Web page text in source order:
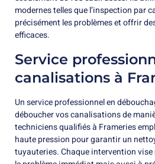
modernes telles que l’inspection par
précisément les problèmes et offrir
efficaces.
Service
canalisations à
Un service professionnel en
déboucher vos canalisations de
techniciens qualifiés à Frameries
haute pression pour garantir un
tuyauteries. Chaque intervention